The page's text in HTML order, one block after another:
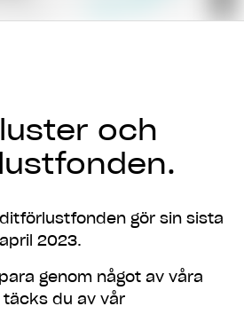
och
gör sin sista
2023.
genom något av våra
du av vår